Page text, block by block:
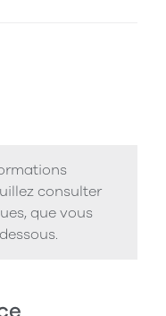
consulter
que vous